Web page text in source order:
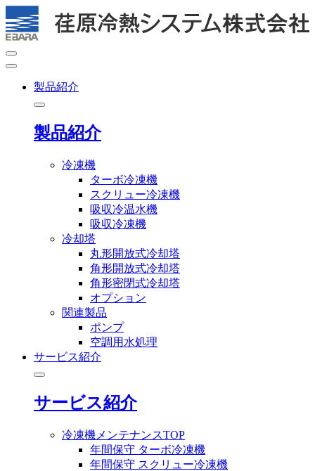
製品紹介
製品紹介
冷凍機
ターボ冷凍機
スクリュー冷凍機
吸収冷温水機
吸収冷凍機
冷却塔
丸形開放式冷却塔
角形開放式冷却塔
角形密閉式冷却塔
オプション
関連製品
ポンプ
空調用水処理
サービス紹介
サービス紹介
冷凍機メンテナンスTOP
年間保守 ターボ冷凍機
年間保守 スクリュー冷凍機